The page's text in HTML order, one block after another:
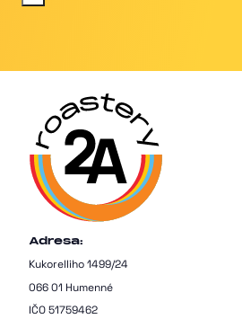
Adresa:
Kukorelliho 1499/24
066 01 Humenné
IČO 51759462